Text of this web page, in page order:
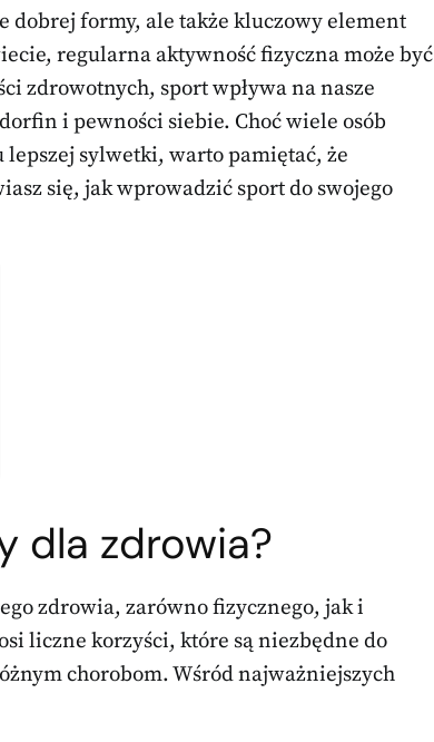
dobrej formy, ale także kluczowy element
regularna aktywność fizyczna może być
zdrowotnych, sport wpływa na nasze
i pewności siebie. Choć wiele osób
sylwetki, warto pamiętać, że
się, jak wprowadzić sport do swojego
dla zdrowia?
zdrowia, zarówno fizycznego, jak i
liczne korzyści, które są niezbędne do
chorobom. Wśród najważniejszych